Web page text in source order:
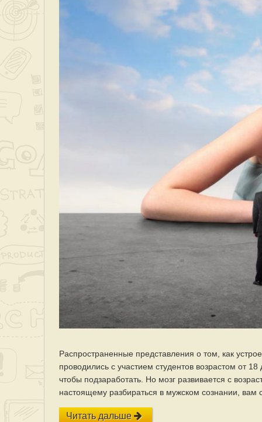
Распространенные представления о том, как
проводились с участием студентов возрастом от
чтобы подзаработать. Но мозг развивается с
настоящему разбираться в мужском сознании, вам
Читать дальше